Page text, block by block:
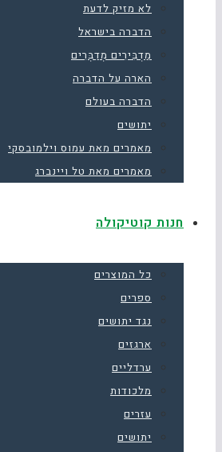
לא מזיק לדעת
הדברה בישראל
מַדְבִּירִים מְדַבְּרִים
הארה על הדברה
הדברה בעולם
יתושים
מאמרים מאת עמוס וילמובסקי
מאמרים מאת טל ויינברג
חנות קוטיקולה
כל המוצרים
ספרים
נגד יתושים
ארגזים
ערדליים
מלכודות
עזרים
יתושים